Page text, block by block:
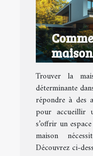
Trouver la
déterminante
répondre à des
pour accueillir
s’offrir un
maison
Découvrez ci-